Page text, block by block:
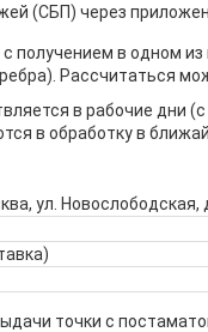
(СБП) через
получением в одном
Рассчитаться
в рабочие дни
в обработку в
ул.
точки с